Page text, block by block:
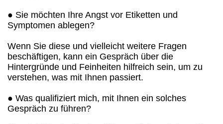
● Sie möchten Ihre Angst vor Etiketten und
Symptomen ablegen?
Wenn Sie diese und vielleicht weitere Fragen
beschäftigen, kann ein Gespräch über die
Hintergründe und Feinheiten hilfreich sein, um zu
verstehen, was mit Ihnen passiert.
● Was qualifiziert mich, mit Ihnen ein solches
Gespräch zu führen?